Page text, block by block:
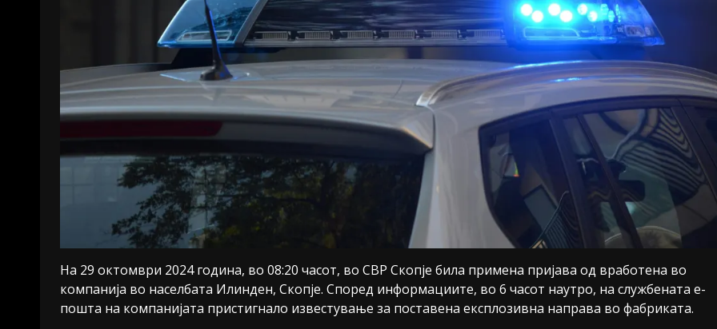
На 29 октомври 2024 година, во 08:20 часот, во СВР Скопје била примена пријава од вработена во
компанија во населбата Илинден, Скопје. Според информациите, во 6 часот наутро, на службената е-
пошта на компанијата пристигнало известување за поставена експлозивна направа во фабриката.